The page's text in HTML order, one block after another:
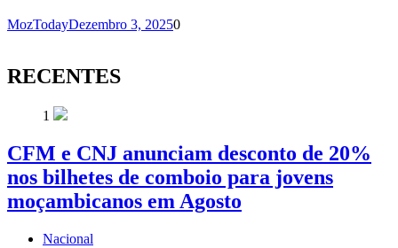
MozTodayDezembro 3, 20250
RECENTES
1
CFM e CNJ anunciam desconto de 20%
nos bilhetes de comboio para jovens
moçambicanos em Agosto
Nacional